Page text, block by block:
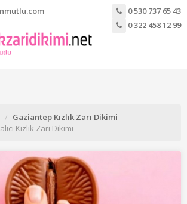
0 530 737 65 43
0 322 458 12 99
Gaziantep Kızlık Zarı Dikimi
Kızlık Zarı Dikimi